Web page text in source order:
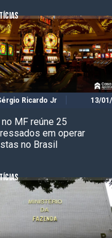
Ricardo Jr 13/
no MF reúne 25
em operar
no Brasil